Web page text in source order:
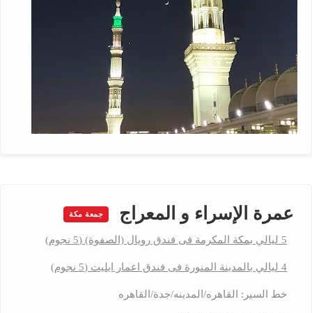
عمرة الإسراء و المعراج جمعة مكة
5 ليالي بمكة المكرمة فى فندق رويال (الصفوة) (5 نجوم)
4 ليالي بالمدينة المنورة فى فندق اعمار ايليت (5 نجوم)
خط السير: القاهره/المدينه/جدة/القاهره